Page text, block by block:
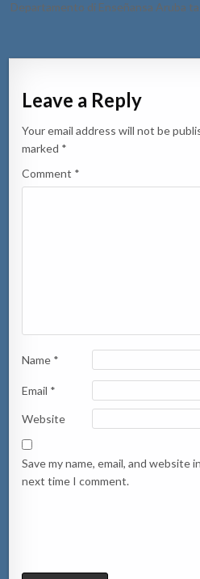
Departamento di Enseñansa Aruba
Leave a Reply
Your email address will not be
marked *
Comment *
Name *
Email *
Website
Save my name, email, and website
next time I comment.